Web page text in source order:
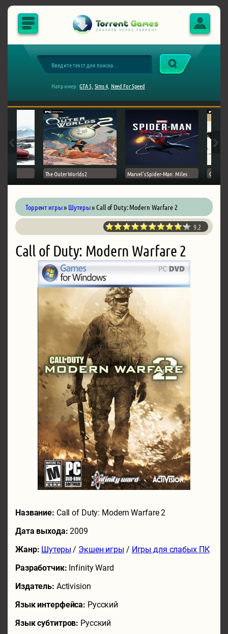
Например: GTA 5, Sims 4, Need For Speed
The Outer Worlds 2 Marvel's Spider-Man: Miles Ghost
Торрент игры» Шутеры» Call of Duty: Modern Warfare 2
9.2
Call of Duty: Modern Warfare 2
Название: Call of Duty: Modern Warfare 2
Дата выхода:2009
Жанр: Шутеры / Экшен игры / Игры для слабых ПК
Разработчик: Infinity Ward
Издатель: Activision
Язык интерфейса: Русский
Язык субтитров: Русский